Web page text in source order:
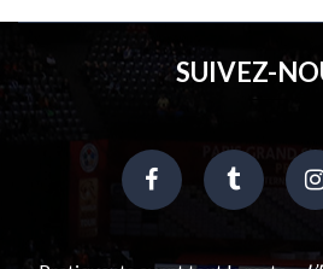
SUIVEZ-